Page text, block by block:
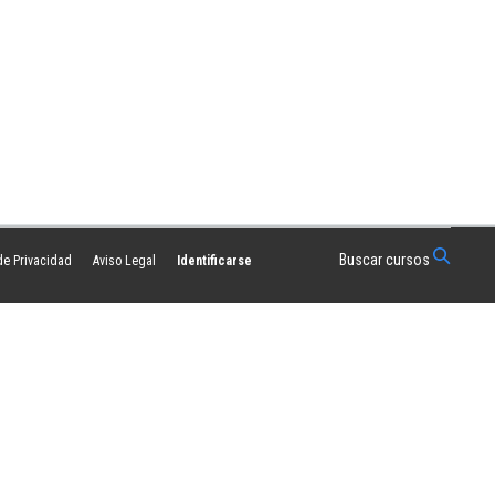
Privacidad Aviso Legal Identificarse Buscar cursos